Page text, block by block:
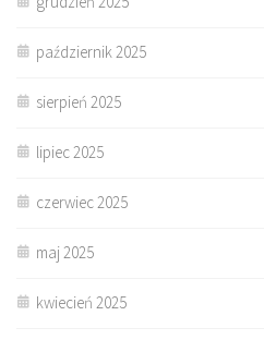
październik 2025
sierpień 2025
lipiec 2025
czerwiec 2025
maj 2025
kwiecień 2025